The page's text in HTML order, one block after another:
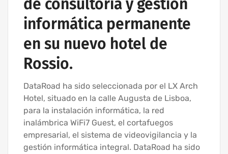
de consultoría y gestión
informática permanente
en su nuevo hotel de
Rossio.
DataRoad ha sido seleccionada por el LX Arch
Hotel, situado en la calle Augusta de Lisboa,
para la instalación informática, la red
inalámbrica WiFi7 Guest, el cortafuegos
empresarial, el sistema de videovigilancia y la
gestión informática integral. DataRoad ha sido